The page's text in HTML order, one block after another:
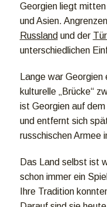
Georgien liegt
und Asien.
Russland und der
unterschiedlichen
Lange war
kulturelle „Brücke“
ist Georgien auf
und entfernt sich
russchischen Armee
Das Land selbst ist
schon immer ein
Ihre Tradition